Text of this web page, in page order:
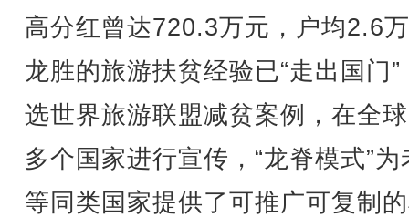
高分红曾达720.3万元，户均2.6
龙胜的旅游扶贫经验已“走出国门”
选世界旅游联盟减贫案例，在全
多个国家进行宣传，“龙脊模式”为
等同类国家提供了可推广可复制